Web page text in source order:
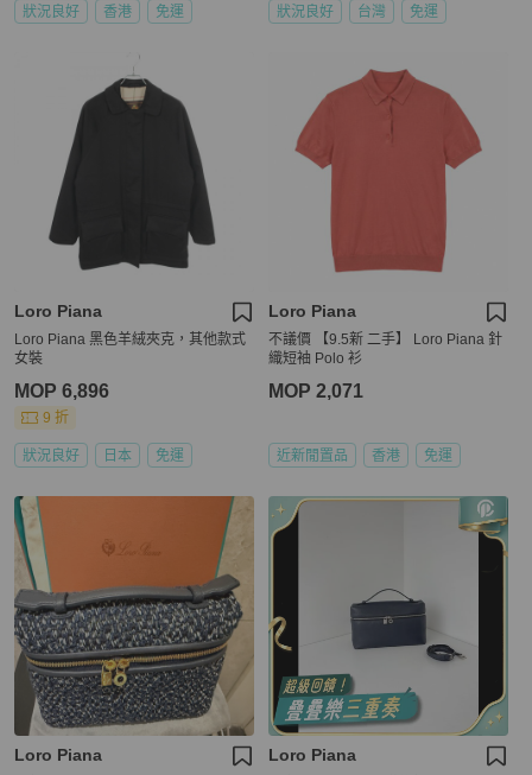
狀況良好 香港 免運 狀況良好 台灣 免運
Loro Piana
Loro Piana 黑色羊絨夾克，其他款式
女裝
MOP 6,896
9 折
狀況良好 日本 免運
Loro Piana
不議價 【9.5新 二手】 Loro Piana 針
織短袖 Polo 衫
MOP 2,071
近新閒置品 香港 免運
Loro Piana Loro Piana